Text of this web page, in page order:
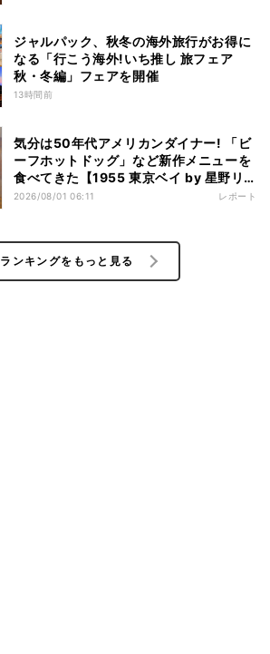
ジャルパック、秋冬の海外旅行がお得に
なる「行こう海外!いち推し 旅フェア
秋・冬編」フェアを開催
13時間前
気分は50年代アメリカンダイナー! 「ビ
ーフホットドッグ」など新作メニューを
食べてきた【1955 東京ベイ by 星野リ
ゾート宿泊レポ】
2026/08/01 06:11 レポート
ランキングをもっと見る